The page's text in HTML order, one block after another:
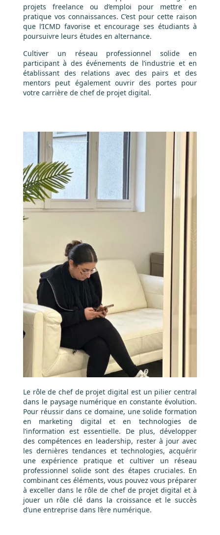
projets freelance ou d’emploi pour mettre en
pratique vos connaissances. C’est pour cette raison
que l’ICMD favorise et encourage ses étudiants à
poursuivre leurs études en alternance.
Cultiver un réseau professionnel solide en
participant à des événements de l’industrie et en
établissant des relations avec des pairs et des
mentors peut également ouvrir des portes pour
votre carrière de chef de projet digital.
Le rôle de chef de projet digital est un pilier central
dans le paysage numérique en constante évolution.
Pour réussir dans ce domaine, une solide formation
en marketing digital et en technologies de
l’information est essentielle. De plus, développer
des compétences en leadership, rester à jour avec
les dernières tendances et technologies, acquérir
une expérience pratique et cultiver un réseau
professionnel solide sont des étapes cruciales. En
combinant ces éléments, vous pouvez vous préparer
à exceller dans le rôle de chef de projet digital et à
jouer un rôle clé dans la croissance et le succès
d’une entreprise dans l’ère numérique.